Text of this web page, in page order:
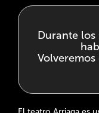
Durante los